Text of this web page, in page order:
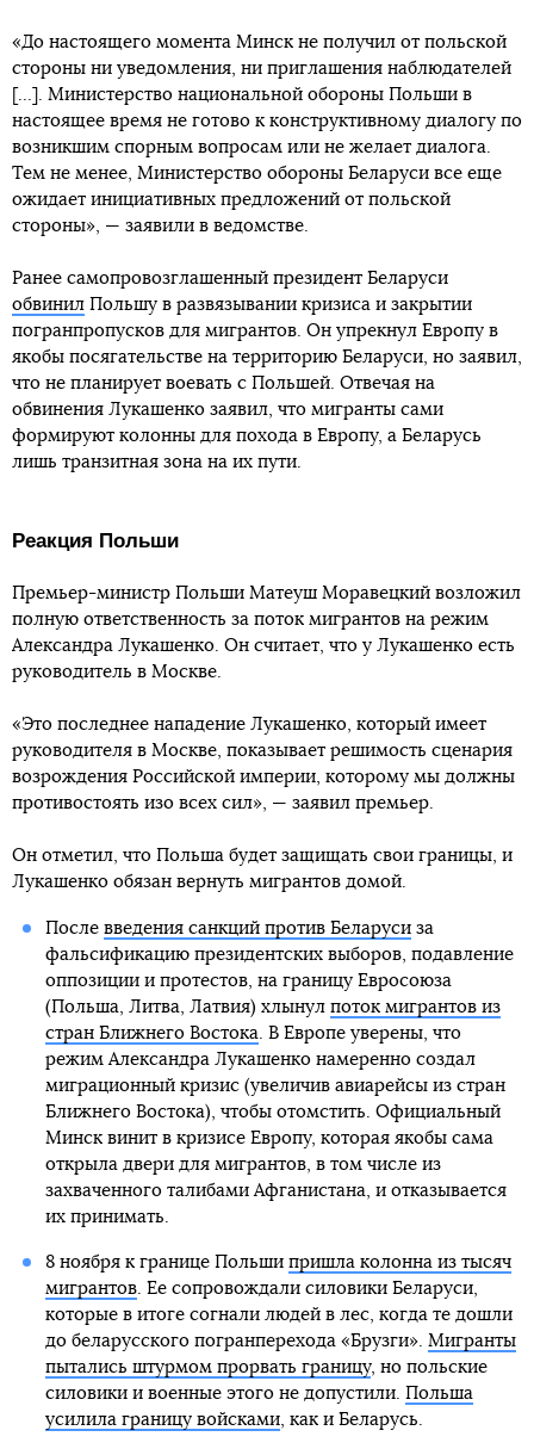
«До настоящего момента Минск не получил от польской
стороны ни уведомления, ни приглашения наблюдателей
[...]. Министерство национальной обороны Польши в
настоящее время не готово к конструктивному диалогу по
возникшим спорным вопросам или не желает диалога.
Тем не менее, Министерство обороны Беларуси все еще
ожидает инициативных предложений от польской
стороны», — заявили в ведомстве.
Ранее самопровозглашенный президент Беларуси
обвинил Польшу в развязывании кризиса и закрытии
погранпропусков для мигрантов. Он упрекнул Европу в
якобы посягательстве на территорию Беларуси, но заявил,
что не планирует воевать с Польшей. Отвечая на
обвинения Лукашенко заявил, что мигранты сами
формируют колонны для похода в Европу, а Беларусь
лишь транзитная зона на их пути.
Реакция Польши
Премьер-министр Польши Матеуш Моравецкий возложил
полную ответственность за поток мигрантов на режим
Александра Лукашенко. Он считает, что у Лукашенко есть
руководитель в Москве.
«Это последнее нападение Лукашенко, который имеет
руководителя в Москве, показывает решимость сценария
возрождения Российской империи, которому мы должны
противостоять изо всех сил», — заявил премьер.
Он отметил, что Польша будет защищать свои границы, и
Лукашенко обязан вернуть мигрантов домой.
После введения санкций против Беларусиза
фальсификацию президентских выборов, подавление
оппозиции и протестов, на границу Евросоюза
(Польша, Литва, Латвия) хлынул поток мигрантов из
стран Ближнего Востока. В Европе уверены, что
режим Александра Лукашенко намеренно создал
миграционный кризис (увеличив авиарейсы из стран
Ближнего Востока), чтобы отомстить. Официальный
Минск винит в кризисе Европу, которая якобы сама
открыла двери для мигрантов, в том числе из
захваченного талибами Афганистана, и отказывается
их принимать.
8 ноября к границе Польши пришла колонна из тысяч
мигрантов. Ее сопровождали силовики Беларуси,
которые в итоге согнали людей в лес, когда те дошли
до беларусского погранперехода «Брузги». Мигранты
пытались штурмом прорвать границу, но польские
силовики и военные этого не допустили. Польша
усилила границу войсками, как и Беларусь.